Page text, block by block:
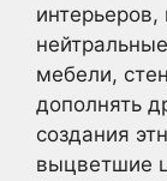
мебели,
дополнять
создания
выцветшие